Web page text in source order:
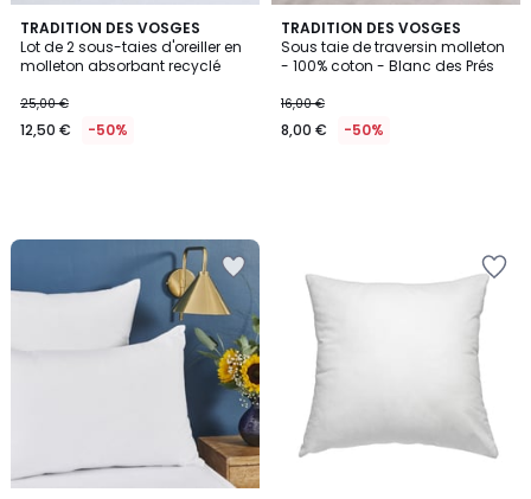
TRADITION DES VOSGES
Lot de 2 sous-taies d'oreiller en
molleton absorbant recyclé
25,00 €
12,50 € -50%
TRADITION DES VOSGES
Sous taie de traversin molleton
- 100% coton - Blanc des Prés
16,00 €
8,00 € -50%